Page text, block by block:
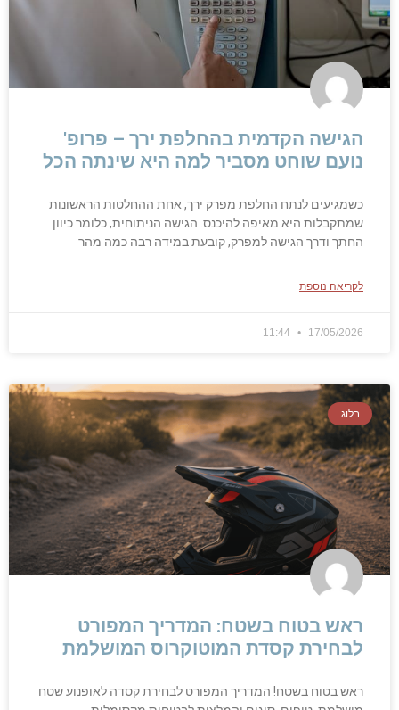
הגישה הקדמית בהחלפת ירך – פרופ'
נועם שוחט מסביר למה היא שינתה הכל
כשמגיעים לנתח החלפת מפרק ירך, אחת ההחלטות הראשונות
שמתקבלות היא מאיפה להיכנס. הגישה הניתוחית, כלומר כיוון
החתך ודרך הגישה למפרק, קובעת במידה רבה כמה מהר
לקריאה נוספת
17/05/2026
בלוג
ראש בטוח בשטח: המדריך המפורט
לבחירת קסדת המוטוקרוס המושלמת
ראש בטוח בשטח! המדריך המפורט לבחירת קסדה לאופנוע שטח